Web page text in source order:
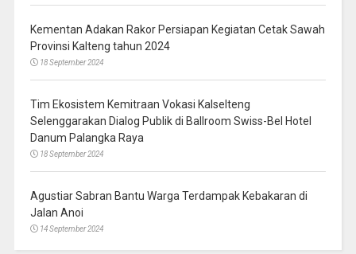
Kementan Adakan Rakor Persiapan Kegiatan Cetak Sawah
Provinsi Kalteng tahun 2024
18 September 2024
Tim Ekosistem Kemitraan Vokasi Kalselteng
Selenggarakan Dialog Publik di Ballroom Swiss-Bel Hotel
Danum Palangka Raya
18 September 2024
Agustiar Sabran Bantu Warga Terdampak Kebakaran di
Jalan Anoi
14 September 2024